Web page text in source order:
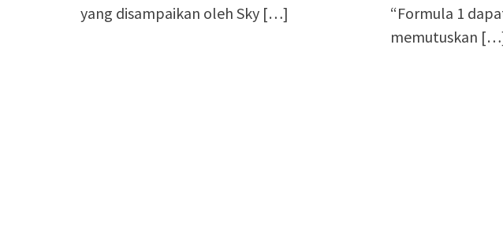
yang disampaikan oleh Sky […]
“Formula 1
memutuskan